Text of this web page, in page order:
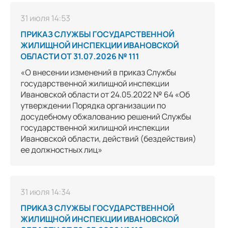
31 июля 14:53
ПРИКАЗ СЛУЖБЫ ГОСУДАРСТВЕННОЙ
ЖИЛИЩНОЙ ИНСПЕКЦИИ ИВАНОВСКОЙ
ОБЛАСТИ ОТ 31.07.2026 № 111
«О внесении изменений в приказ Службы
государственной жилищной инспекции
Ивановской области от 24.05.2022 № 64 «Об
утверждении Порядка организации по
досудебному обжалованию решений Службы
государственной жилищной инспекции
Ивановской области, действий (бездействия)
ее должностных лиц»
31 июля 14:34
ПРИКАЗ СЛУЖБЫ ГОСУДАРСТВЕННОЙ
ЖИЛИЩНОЙ ИНСПЕКЦИИ ИВАНОВСКОЙ